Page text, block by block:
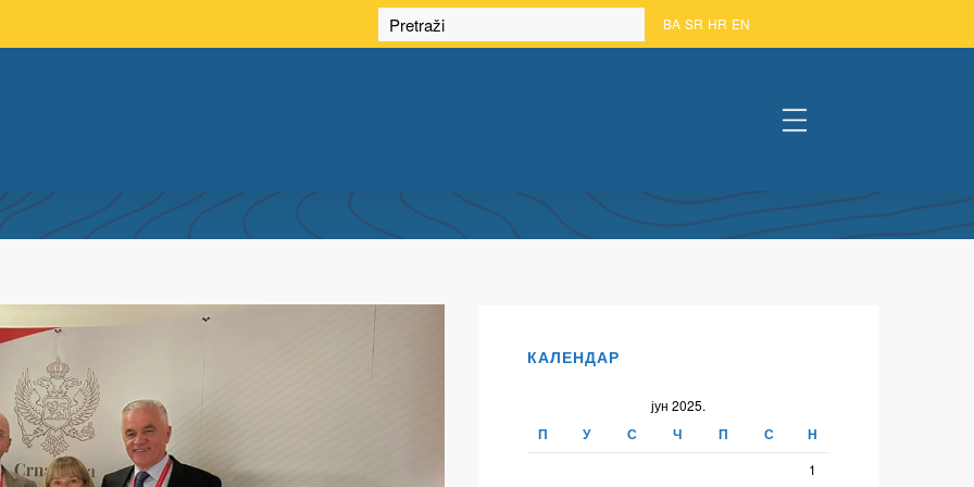
BA SR HR EN
#
КАЛЕНДАР
јун 2025.
П У С Ч П С Н
1